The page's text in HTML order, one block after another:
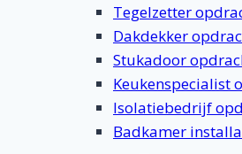
Tegelzetter
Dakdekker
Stukadoor
Keukenspecialist
Isolatiebedrijf
Badkamer